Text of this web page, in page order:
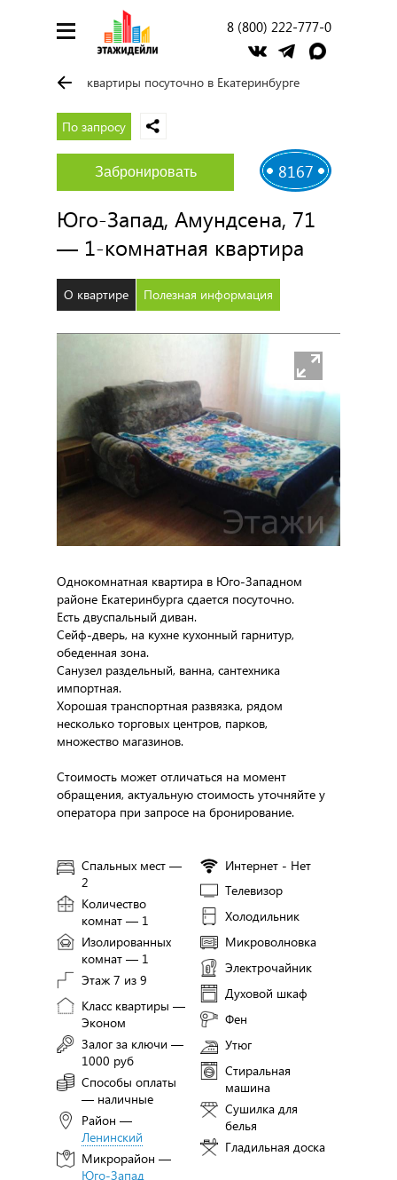
8 (800) 222-777-0
квартиры посуточно в Екатеринбурге
По запросу
8167
Забронировать
Юго-Запад, Амундсена, 71
— 1-комнатная квартира
О квартире Полезная информация
Однокомнатная квартира в Юго-Западном
районе Екатеринбурга сдается посуточно.
Есть двуспальный диван.
Сейф-дверь, на кухне кухонный гарнитур,
обеденная зона.
Санузел раздельный, ванна, сантехника
импортная.
Хорошая транспортная развязка, рядом
несколько торговых центров, парков,
множество магазинов.
Стоимость может отличаться на момент
обращения, актуальную стоимость уточняйте у
оператора при запросе на бронирование.
Спальных мест —
2
Количество
комнат — 1
Изолированных
комнат — 1
Этаж 7 из 9
Класс квартиры —
Эконом
Залог за ключи —
1000 руб
Способы оплаты
— наличные
Район —
Ленинский
Микрорайон —
Юго-Запад
Интернет - Нет
Телевизор
Холодильник
Микроволновка
Электрочайник
Духовой шкаф
Фен
Утюг
Стиральная
машина
Сушилка для
белья
Гладильная доска